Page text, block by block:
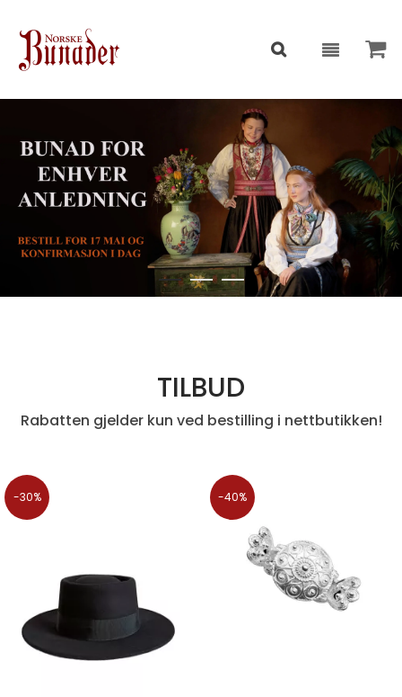
TILBUD
Rabatten gjelder kun ved bestilling i nettbutikken!
-30% -40%